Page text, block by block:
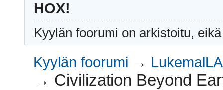
HOX!
Kyylän foorumi on arkistoitu,
Kyylän foorumi →
→ Civilization Beyond